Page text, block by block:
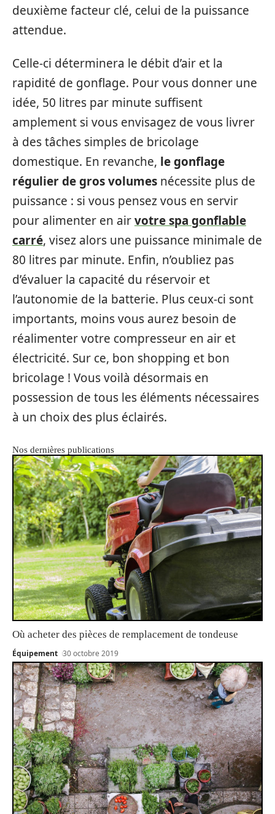
deuxième facteur clé, celui de la puissance
attendue.
Celle-ci déterminera le débit d’air et la
rapidité de gonflage. Pour vous donner une
idée, 50 litres par minute suffisent
amplement si vous envisagez de vous livrer
à des tâches simples de bricolage
domestique. En revanche, le gonflage
régulier de gros volumes nécessite plus de
puissance : si vous pensez vous en servir
pour alimenter en airvotre spa gonflable
carré, visez alors une puissance minimale de
80 litres par minute. Enfin, n’oubliez pas
d’évaluer la capacité du réservoir et
l’autonomie de la batterie. Plus ceux-ci sont
importants, moins vous aurez besoin de
réalimenter votre compresseur en air et
électricité. Sur ce, bon shopping et bon
bricolage ! Vous voilà désormais en
possession de tous les éléments nécessaires
à un choix des plus éclairés.
Nos dernières publications
Où acheter des pièces de remplacement de tondeuse
Équipement 30 octobre 2019